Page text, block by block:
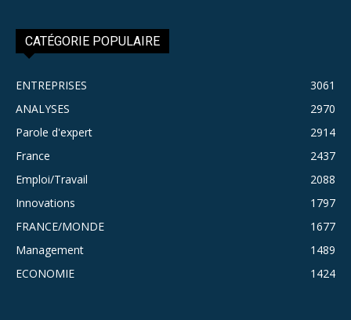
CATÉGORIE POPULAIRE
ENTREPRISES
3061
ANALYSES
2970
Parole d'expert
2914
France
2437
Emploi/Travail
2088
Innovations
1797
FRANCE/MONDE
1677
Management
1489
ECONOMIE
1424